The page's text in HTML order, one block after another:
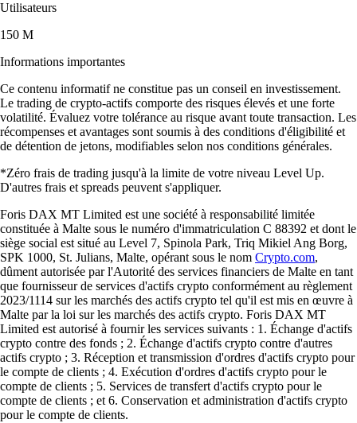
Utilisateurs
150 M
Informations importantes
Ce contenu informatif ne constitue pas un conseil en investissement.
Le trading de crypto-actifs comporte des risques élevés et une forte
volatilité. Évaluez votre tolérance au risque avant toute transaction. Les
récompenses et avantages sont soumis à des conditions d'éligibilité et
de détention de jetons, modifiables selon nos conditions générales.
*Zéro frais de trading jusqu'à la limite de votre niveau Level Up.
D'autres frais et spreads peuvent s'appliquer.
Foris DAX MT Limited est une société à responsabilité limitée
constituée à Malte sous le numéro d'immatriculation C 88392 et dont le
siège social est situé au Level 7, Spinola Park, Triq Mikiel Ang Borg,
SPK 1000, St. Julians, Malte, opérant sous le nom Crypto.com,
dûment autorisée par l'Autorité des services financiers de Malte en tant
que fournisseur de services d'actifs crypto conformément au règlement
2023/1114 sur les marchés des actifs crypto tel qu'il est mis en œuvre à
Malte par la loi sur les marchés des actifs crypto. Foris DAX MT
Limited est autorisé à fournir les services suivants : 1. Échange d'actifs
crypto contre des fonds ; 2. Échange d'actifs crypto contre d'autres
actifs crypto ; 3. Réception et transmission d'ordres d'actifs crypto pour
le compte de clients ; 4. Exécution d'ordres d'actifs crypto pour le
compte de clients ; 5. Services de transfert d'actifs crypto pour le
compte de clients ; et 6. Conservation et administration d'actifs crypto
pour le compte de clients.